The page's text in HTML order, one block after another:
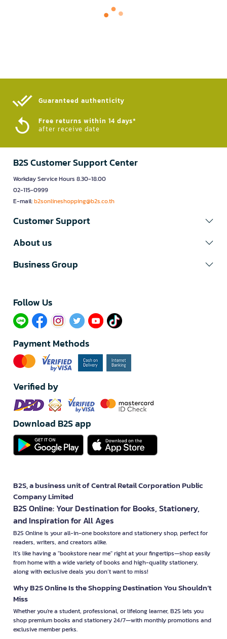
Guaranteed authenticity​
Free returns within 14 days*
after receive date
B2S Customer Support Center
Workday Service Hours 8.30-18.00
02-115-0999
E-mail:b2sonlineshopping@b2s.co.th
Customer Support
About us
Business Group
Follow Us​
Payment Methods
Verified by
Download B2S app
B2S, a business unit of Central Retail Corporation Public
Company Limited
B2S Online: Your Destination for Books, Stationery,
and Inspiration for All Ages
B2S Online is your all-in-one bookstore and stationery shop, perfect for
readers, writers, and creators alike.
It’s like having a "bookstore near me" right at your fingertips—shop easily
from home with a wide variety of books and high-quality stationery,
along with exclusive deals you don’t want to miss!
Why B2S Online Is the Shopping Destination You Shouldn’t
Miss
Whether you're a student, professional, or lifelong learner, B2S lets you
shop premium books and stationery 24/7—with monthly promotions and
exclusive member perks.